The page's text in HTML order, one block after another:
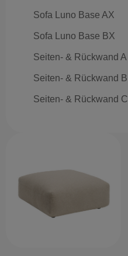
Sofa Luno Base AX
Sofa Luno Base BX
Seiten- & Rückwand A
Seiten- & Rückwand B
Seiten- & Rückwand C